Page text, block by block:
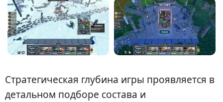
Стратегическая глубина игры проявляется в
детальном подборе состава и